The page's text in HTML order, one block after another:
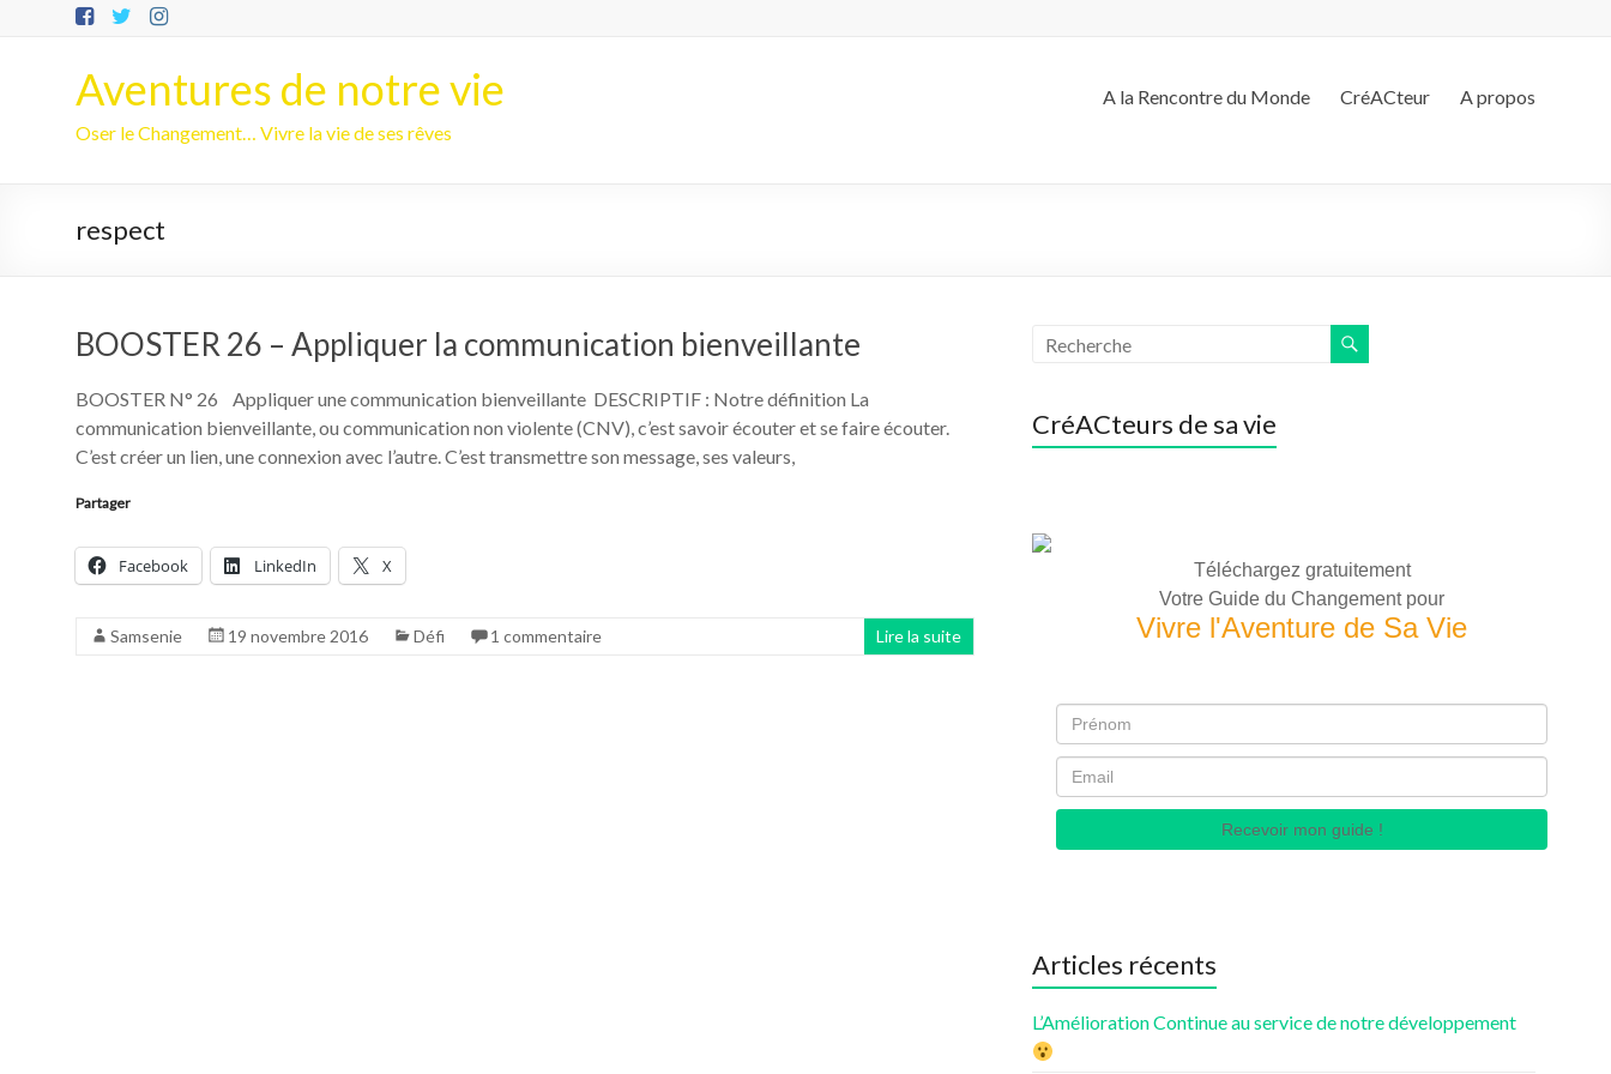
Aventures de notre vie
Oser le Changement… Vivre la vie de ses rêves
A la Rencontre du Monde CréACteur A propos
respect
BOOSTER 26 – Appliquer la communication bienveillante
BOOSTER N° 26 Appliquer une communication bienveillante DESCRIPTIF : Notre définition La
communication bienveillante, ou communication non violente (CNV), c’est savoir écouter et se faire écouter.
C’est créer un lien, une connexion avec l’autre. C’est transmettre son message, ses valeurs,
Partager
Facebook LinkedIn X
Samsenie 19 novembre 2016 Défi 1 commentaire Lire la suite
CréACteurs de sa vie
Téléchargez gratuitement
Votre Guide du Changement pour
Vivre l'Aventure de Sa Vie
Recevoir mon guide !
Articles récents
L’Amélioration Continue au service de notre développement